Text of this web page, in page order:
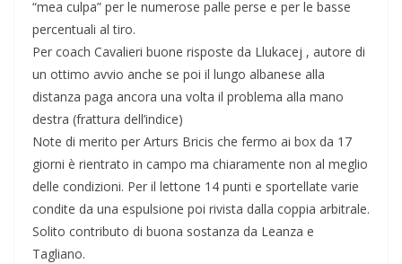
“mea culpa” per le numerose palle perse e per le basse
percentuali al tiro.
Per coach Cavalieri buone risposte da Llukacej , autore di
un ottimo avvio anche se poi il lungo albanese alla
distanza paga ancora una volta il problema alla mano
destra (frattura dell’indice)
Note di merito per Arturs Bricis che fermo ai box da 17
giorni è rientrato in campo ma chiaramente non al meglio
delle condizioni. Per il lettone 14 punti e sportellate varie
condite da una espulsione poi rivista dalla coppia arbitrale.
Solito contributo di buona sostanza da Leanza e
Tagliano.